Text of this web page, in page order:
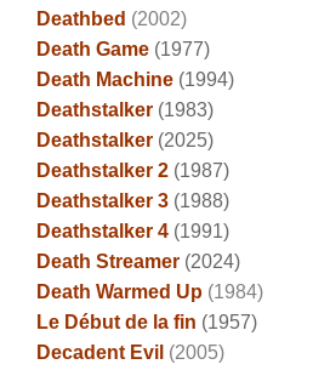
Deathbed (2002)
Death Game (1977)
Death Machine (1994)
Deathstalker (1983)
Deathstalker (2025)
Deathstalker 2 (1987)
Deathstalker 3 (1988)
Deathstalker 4 (1991)
Death Streamer (2024)
Death Warmed Up (1984)
Le Début de la fin (1957)
Decadent Evil (2005)